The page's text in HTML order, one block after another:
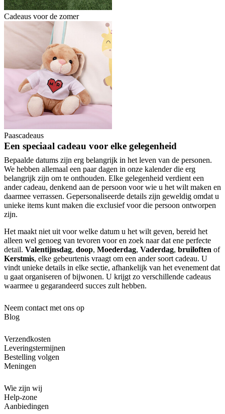
Cadeaus voor de zomer
Paascadeaus
Een speciaal cadeau voor elke gelegenheid
Bepaalde datums zijn erg belangrijk in het leven van de personen.
We hebben allemaal een paar dagen in onze kalender die erg
belangrijk zijn om te onthouden. Elke gelegenheid verdient een
ander cadeau, denkend aan de persoon voor wie u het wilt maken en
daarmee verrassen. Gepersonaliseerde details zijn geweldig omdat u
unieke items kunt maken die exclusief voor die persoon ontworpen
zijn.
Het maakt niet uit voor welke datum u het wilt geven, bereid het
alleen wel genoeg van tevoren voor en zoek naar dat ene perfecte
detail. Valentijnsdag, doop, Moederdag, Vaderdag, bruiloften of
Kerstmis, elke gebeurtenis vraagt om een ander soort cadeau. U
vindt unieke details in elke sectie, afhankelijk van het evenement dat
u gaat organiseren of bijwonen. U krijgt zo verschillende cadeaus
waarmee u gegarandeerd succes zult hebben.
Neem contact met ons op
Blog
Verzendkosten
Leveringstermijnen
Bestelling volgen
Meningen
Wie zijn wij
Help-zone
Aanbiedingen